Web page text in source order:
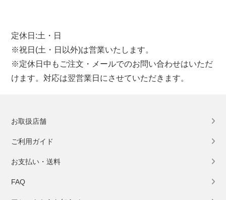
定休日:土・日
※祝日(土・日以外)は営業いたします。
※定休日中もご注文・メールでのお問い合わせはいただ
けます。対応は翌営業日にさせていただきます。
お取扱店舗
ご利用ガイド
お支払い・送料
FAQ